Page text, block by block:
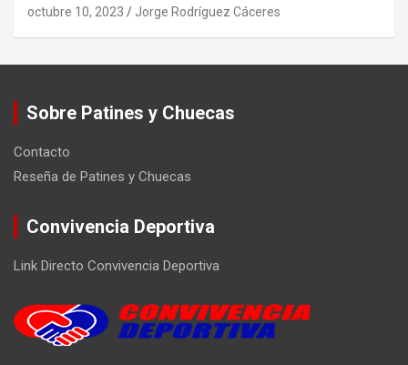
octubre 10, 2023 Jorge Rodríguez Cáceres
Sobre Patines y Chuecas
Contacto
Reseña de Patines y Chuecas
Convivencia Deportiva
Link Directo Convivencia Deportiva